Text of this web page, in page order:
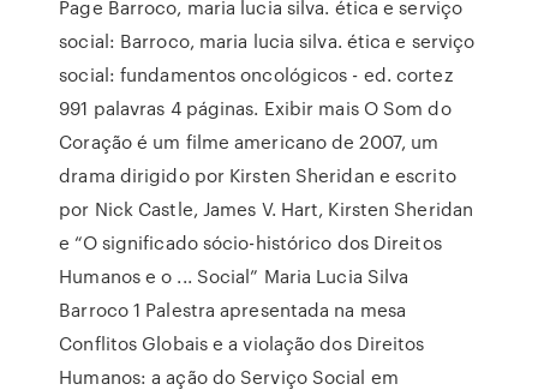
Page Barroco, maria lucia silva. ética e serviço
social: Barroco, maria lucia silva. ética e serviço
social: fundamentos oncológicos - ed. cortez
991 palavras 4 páginas. Exibir mais O Som do
Coração é um filme americano de 2007, um
drama dirigido por Kirsten Sheridan e escrito
por Nick Castle, James V. Hart, Kirsten Sheridan
e “O significado sócio-histórico dos Direitos
Humanos e o ... Social” Maria Lucia Silva
Barroco 1 Palestra apresentada na mesa
Conflitos Globais e a violação dos Direitos
Humanos: a ação do Serviço Social em